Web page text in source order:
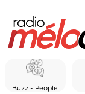
Buzz - People